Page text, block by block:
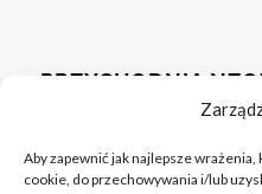
Aby zapewnić jak najlepsze
cookie, do przechowywania i/lub
PRZYCHODNIA
email:
ul. Siemońska 11, 42-500